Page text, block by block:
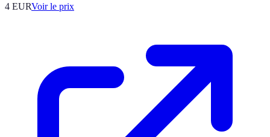
4 EURVoir le prix